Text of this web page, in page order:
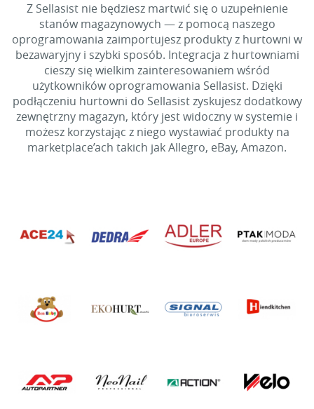
Z Sellasist nie będziesz martwić się o uzupełnienie
stanów magazynowych — z pomocą naszego
oprogramowania zaimportujesz produkty z hurtowni w
bezawaryjny i szybki sposób. Integracja z hurtowniami
cieszy się wielkim zainteresowaniem wśród
użytkowników oprogramowania Sellasist. Dzięki
podłączeniu hurtowni do Sellasist zyskujesz dodatkowy
zewnętrzny magazyn, który jest widoczny w systemie i
możesz korzystając z niego wystawiać produkty na
marketplace’ach takich jak Allegro, eBay, Amazon.